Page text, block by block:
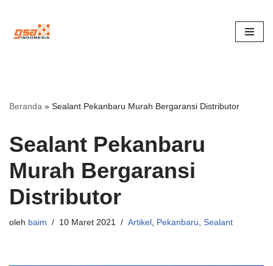
Lompat
Beranda » Sealant Pekanbaru Murah Bergaransi Distributor
Sealant Pekanbaru
Murah Bergaransi
Distributor
oleh baim 10 Maret 2021 Artikel , Pekanbaru, Sealant